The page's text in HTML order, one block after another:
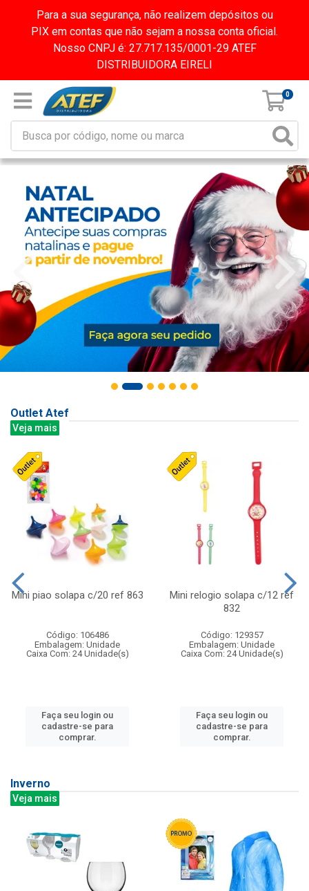
Para a sua segurança, não realizem depósitos ou
PIX em contas que não sejam a nossa conta oficial.
Nosso CNPJ é: 27.717.135/0001-29 ATEF
DISTRIBUIDORA EIRELI
0
Outlet Atef
Veja mais
Mini piao solapa c/20 ref 863
Código: 106486
Embalagem: Unidade
Caixa Com: 24 Unidade(s)
Faça seu login ou
cadastre-se para
comprar.
Mini relogio solapa c/12 ref
832
Código: 129357
Embalagem: Unidade
Caixa Com: 24 Unidade(s)
Faça seu login ou
cadastre-se para
comprar.
Inverno
Veja mais